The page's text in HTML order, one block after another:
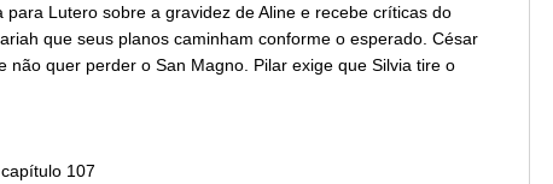
para Lutero sobre a gravidez de Aline e recebe críticas do
que seus planos caminham conforme o esperado. César
não quer perder o San Magno. Pilar exige que Silvia tire o
107